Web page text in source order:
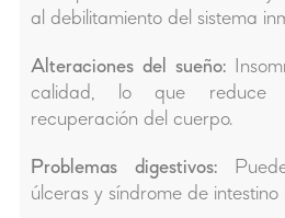
al debilitamiento del sistema
Alteraciones del sueño:
calidad, lo que
recuperación del cuerpo.
Problemas digestivos:
úlceras y síndrome de intestino